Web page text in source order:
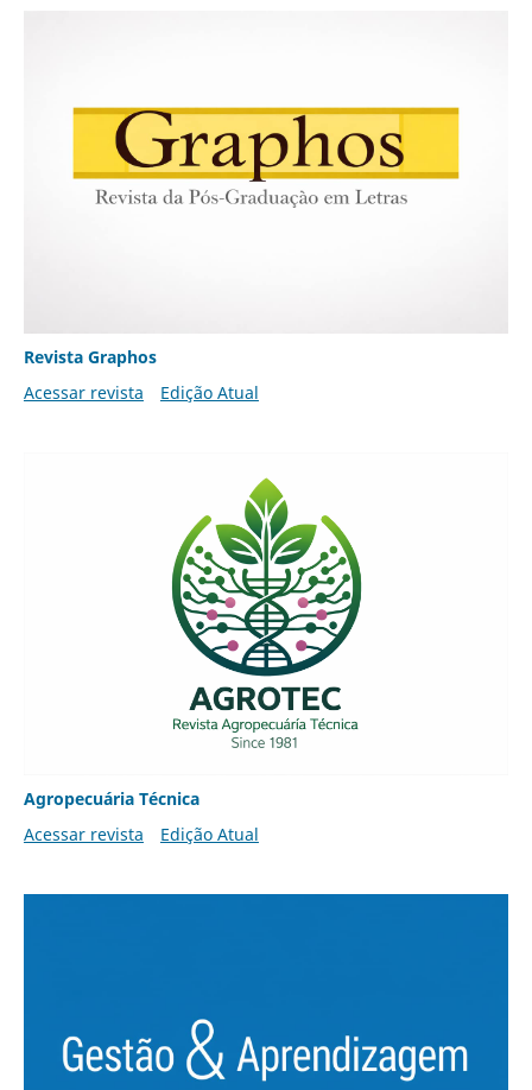
Revista Graphos
Acessar revista
Edição Atual
Agropecuária Técnica
Acessar revista
Edição Atual